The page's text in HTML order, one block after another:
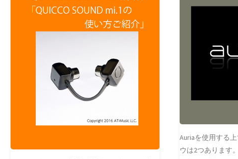
別
に
つ
て"
ト
ロ
ー
ム
作
Auriaを使用する
ウは2つあります